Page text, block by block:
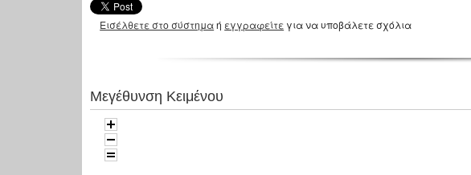
Εισέλθετε στο σύστημαή εγγραφείτε για να υποβάλετε σχόλια
Μεγέθυνση Κειμένου